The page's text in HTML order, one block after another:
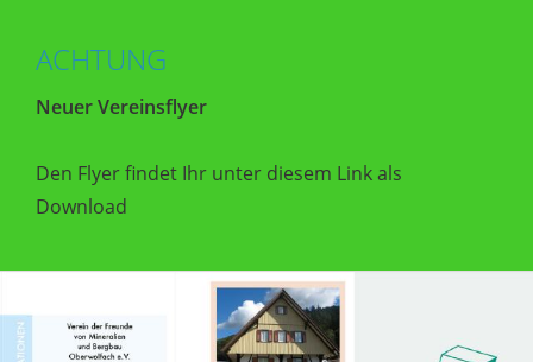
ACHTUNG
Neuer Vereinsflyer
Den Flyer findet Ihr unter diesem Link als
Download